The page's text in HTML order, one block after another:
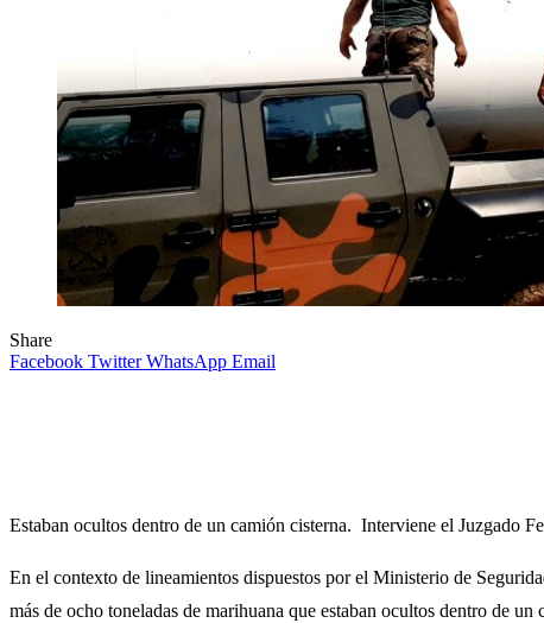
Share
Facebook Twitter WhatsApp Email
Estaban ocultos dentro de un camión cisterna. Interviene el Juzgado
En el contexto de lineamientos dispuestos por el Ministerio de
más de ocho toneladas de marihuana que estaban ocultos dentro de un